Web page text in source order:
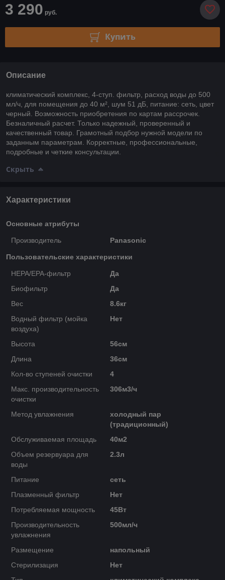
3 290 руб.
Купить
Описание
климатический комплекс, 4-ступ. фильтр, расход воды до 500
мл/ч, для помещения до 40 м², шум 51 дБ, питание: сеть, цвет
черный. Возможность приобретения по картам рассрочек.
Безналичный расчет. Только надежный, проверенный и
качественный товар. Грамотный подбор нужной модели по
заданным параметрам. Корректные, профессиональные,
подробные и четкие консультации.
Скрыть
Характеристики
Основные атрибуты
Производитель Panasonic
Пользовательские характеристики
HEPA/EPA-фильтр
Да
Биофильтр
Да
Вес
8.6кг
Водный фильтр (мойка
воздуха)
Нет
Высота
56см
Длина
36cм
Кол-во ступеней очистки
4
Макс. производительность
очистки
306м3/ч
Метод увлажнения
холодный пар
(традиционный)
Обслуживаемая площадь
40м2
Объем резервуара для
воды
2.3л
Питание
сеть
Плазменный фильтр
Нет
Потребляемая мощность
45Вт
Производительность
увлажнения
500мл/ч
Размещение
напольный
Стерилизация
Нет